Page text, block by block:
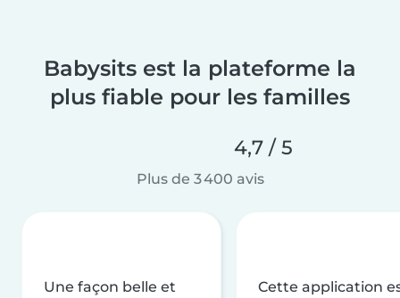
Babysits est la plateforme la
plus fiable pour les familles
4,7 / 5
Plus de 3 400 avis
Une façon belle et
Cette application